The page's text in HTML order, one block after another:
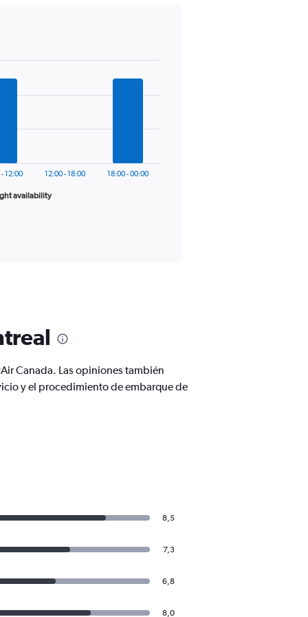
availability
12:00 12:00 - 18:00 18:00 - 00:00
Canada. Las opiniones también
y el procedimiento de embarque de
8,5
7,3
6,8
8,0